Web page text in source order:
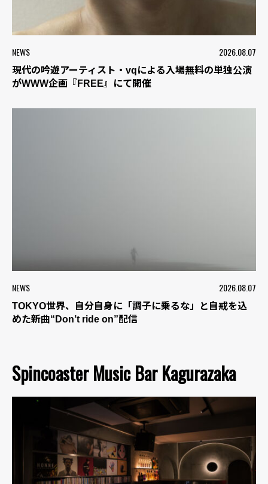
NEWS 2026.08.07
現代の吟遊アーティスト・vqによる入場無料の単独公演
がWWW企画『FREE』にて開催
NEWS 2026.08.07
TOKYO世界、自分自身に「調子に乗るな」と自戒を込
めた新曲“Don’t ride on”配信
Spincoaster Music Bar Kagurazaka